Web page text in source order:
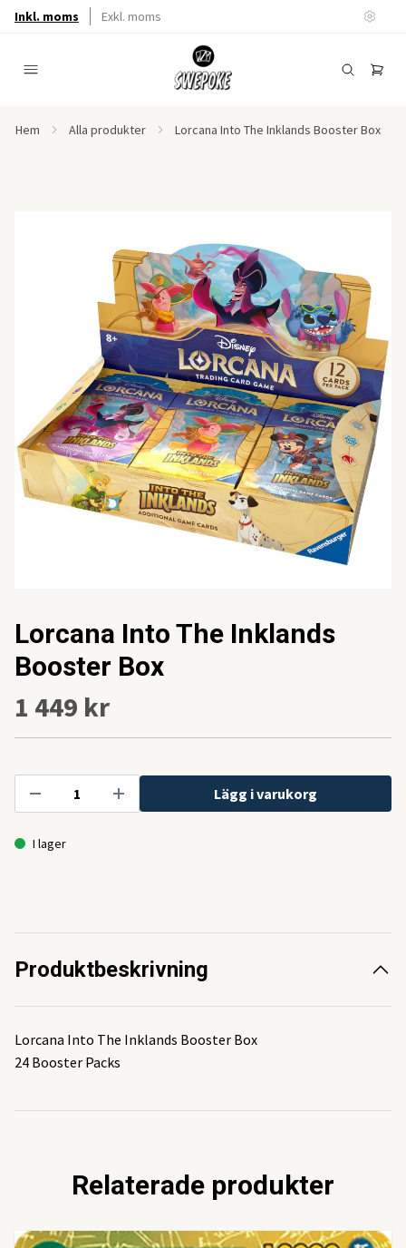
Inkl. moms Exkl. moms
Hem Alla produkter Lorcana Into The Inklands Booster Box
Lorcana Into The Inklands
Booster Box
1 449 kr
Lägg i varukorg
I lager
Produktbeskrivning
Lorcana Into The Inklands Booster Box
24 Booster Packs
Relaterade produkter